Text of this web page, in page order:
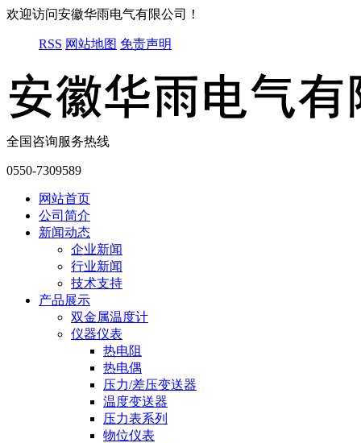
欢迎访问安徽华雨电气有限公司！
RSS 网站地图 免责声明
全国咨询服务热线
0550-7309589
网站首页
公司简介
新闻动态
企业新闻
行业新闻
技术支持
产品展示
双金属温度计
仪器仪表
热电阻
热电偶
压力/差压变送器
温度变送器
压力表系列
物位仪表